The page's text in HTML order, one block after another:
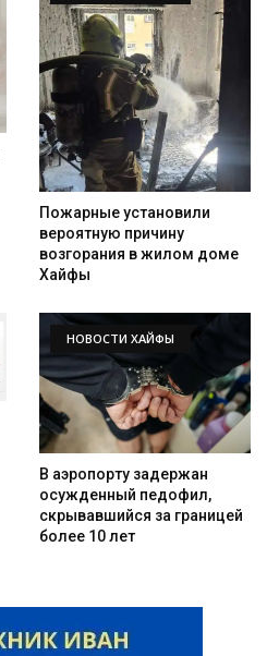
Пожарные установили
вероятную причину
возгорания в жилом доме
Хайфы
НОВОСТИ ХАЙФЫ
В аэропорту задержан
осужденный педофил,
скрывавшийся за границей
более 10 лет